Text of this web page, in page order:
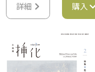
詳細 購入